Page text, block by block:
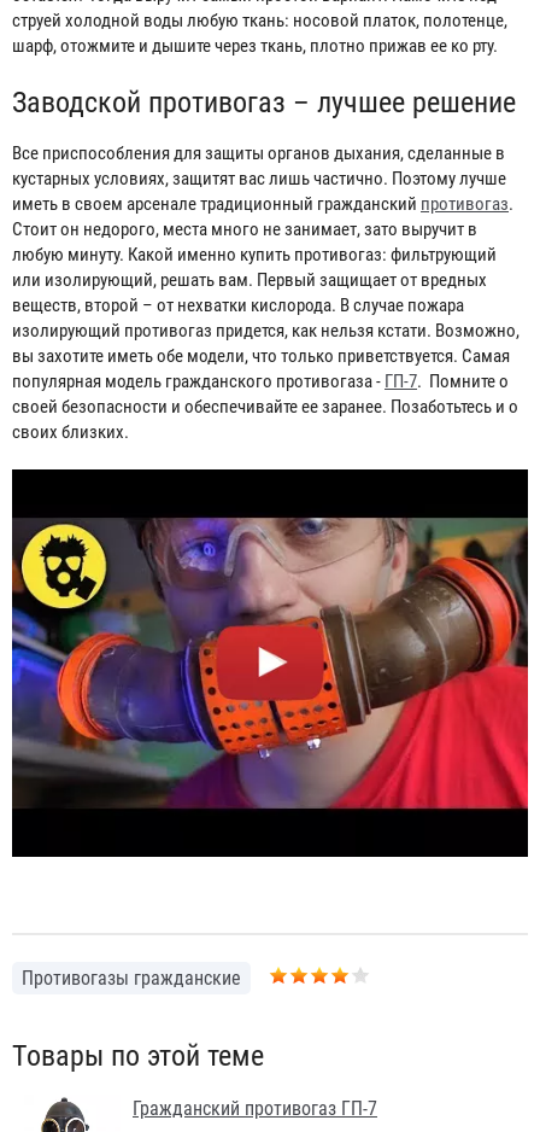
струей холодной воды любую ткань: носовой платок, полотенце,
шарф, отожмите и дышите через ткань, плотно прижав ее ко рту.
Заводской противогаз – лучшее решение
Все приспособления для защиты органов дыхания, сделанные в
кустарных условиях, защитят вас лишь частично. Поэтому лучше
иметь в своем арсенале традиционный гражданский противогаз.
Стоит он недорого, места много не занимает, зато выручит в
любую минуту. Какой именно купить противогаз: фильтрующий
или изолирующий, решать вам. Первый защищает от вредных
веществ, второй – от нехватки кислорода. В случае пожара
изолирующий противогаз придется, как нельзя кстати. Возможно,
вы захотите иметь обе модели, что только приветствуется. Самая
популярная модель гражданского противогаза - ГП-7. Помните о
своей безопасности и обеспечивайте ее заранее. Позаботьтесь и о
своих близких.
Противогазы гражданские
Товары по этой теме
Гражданский противогаз ГП-7